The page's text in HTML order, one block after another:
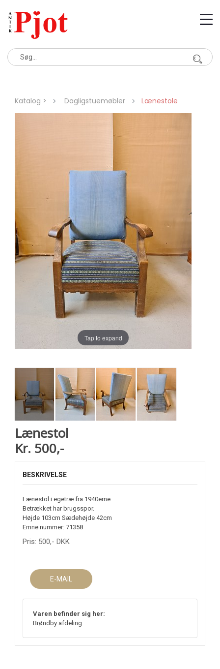
Katalog > Dagligstuemøbler Lænestole
Tap to expand
Lænestol
Kr. 500,-
BESKRIVELSE
Lænestol i egetræ fra 1940erne.
Betrækket har brugsspor.
Højde 103cm Sædehøjde 42cm
Emne nummer: 71358
Pris: 500,- DKK
E-MAIL
Varen befinder sig her:
Brøndby afdeling